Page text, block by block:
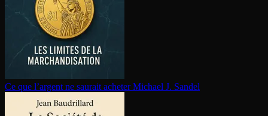
Ce que l’argent ne saurait acheter Michael J. Sandel